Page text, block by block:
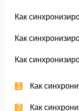
Как
Как
Как